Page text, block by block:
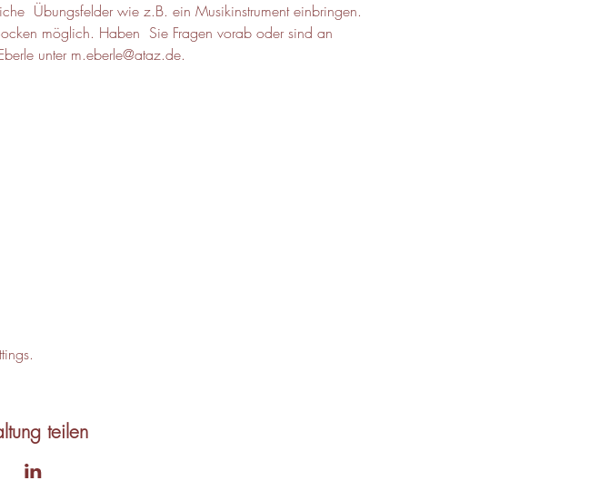
Übungsfelder wie z.B. ein Musikinstrument einbringen.
möglich. Haben  Sie Fragen vorab oder sind an
unter m.eberle@ataz.de.
teilen